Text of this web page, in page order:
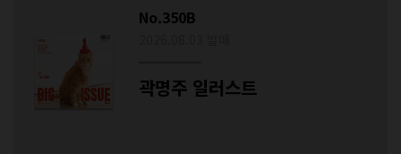
No.350B
곽명주 일러스트